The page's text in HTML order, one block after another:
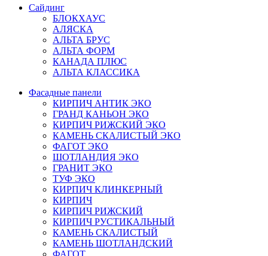
Сайдинг
БЛОКХАУС
АЛЯСКА
АЛЬТА БРУС
АЛЬТА ФОРМ
КАНАДА ПЛЮС
АЛЬТА КЛАССИКА
Фасадные панели
КИРПИЧ АНТИК ЭКО
ГРАНД КАНЬОН ЭКО
КИРПИЧ РИЖСКИЙ ЭКО
КАМЕНЬ СКАЛИСТЫЙ ЭКО
ФАГОТ ЭКО
ШОТЛАНДИЯ ЭКО
ГРАНИТ ЭКО
ТУФ ЭКО
КИРПИЧ КЛИНКЕРНЫЙ
КИРПИЧ
КИРПИЧ РИЖСКИЙ
КИРПИЧ РУСТИКАЛЬНЫЙ
КАМЕНЬ СКАЛИСТЫЙ
КАМЕНЬ ШОТЛАНДСКИЙ
ФАГОТ